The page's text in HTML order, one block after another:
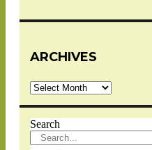
ARCHIVES
Archives
Search